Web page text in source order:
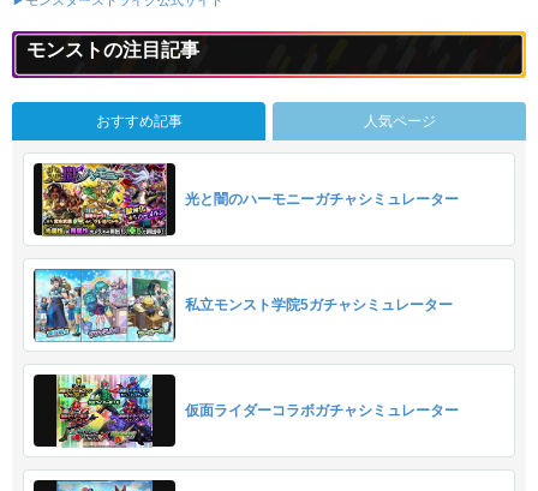
モンストの注目記事
おすすめ記事 人気ページ
光と闇のハーモニーガチャシミュレーター
私立モンスト学院5ガチャシミュレーター
仮面ライダーコラボガチャシミュレーター